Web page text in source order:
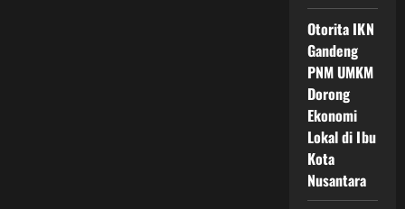
Otorita IKN
Gandeng
PNM UMKM
Dorong
Ekonomi
Lokal di Ibu
Kota
Nusantara